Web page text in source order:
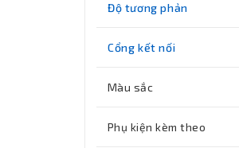
Độ tương phản
Cổng kết nối
Màu sắc
Phụ kiện kèm theo